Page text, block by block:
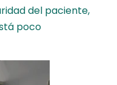
del paciente,
poco